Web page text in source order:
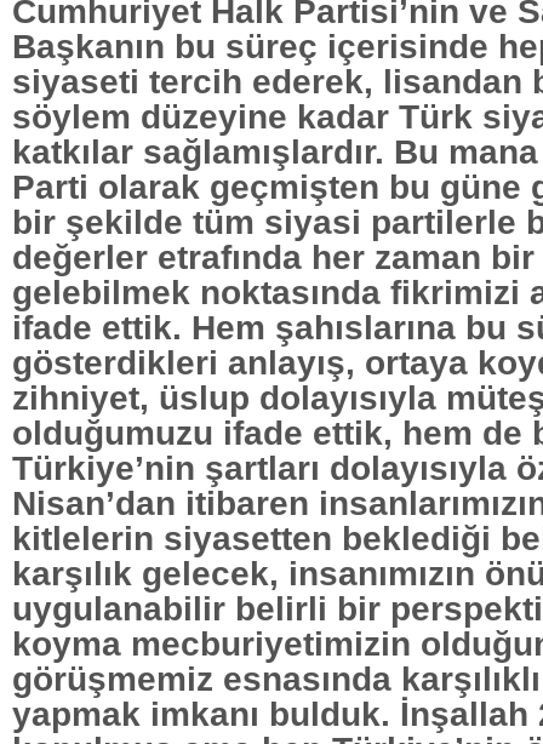
Cumhuriyet Halk Partisi’nin ve
Başkanın bu süreç içerisinde
siyaseti tercih ederek, lisandan
söylem düzeyine kadar Türk
katkılar sağlamışlardır. Bu
Parti olarak geçmişten bu güne
bir şekilde tüm siyasi partilerle
değerler etrafında her zaman
gelebilmek noktasında fikrimizi
ifade ettik. Hem şahıslarına bu
gösterdikleri anlayış, ortaya
zihniyet, üslup dolayısıyla
olduğumuzu ifade ettik, hem de
Türkiye’nin şartları dolayısıyla
Nisan’dan itibaren
kitlelerin siyasetten beklediği
karşılık gelecek, insanımızın
uygulanabilir belirli bir
koyma mecburiyetimizin
görüşmemiz esnasında
yapmak imkanı bulduk. İnşallah